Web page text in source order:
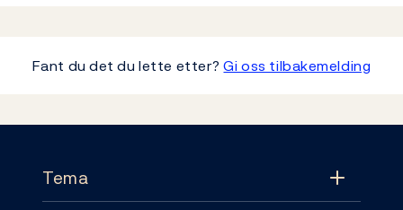
Fant du det du lette etter?Gi oss tilbakemelding
Tema